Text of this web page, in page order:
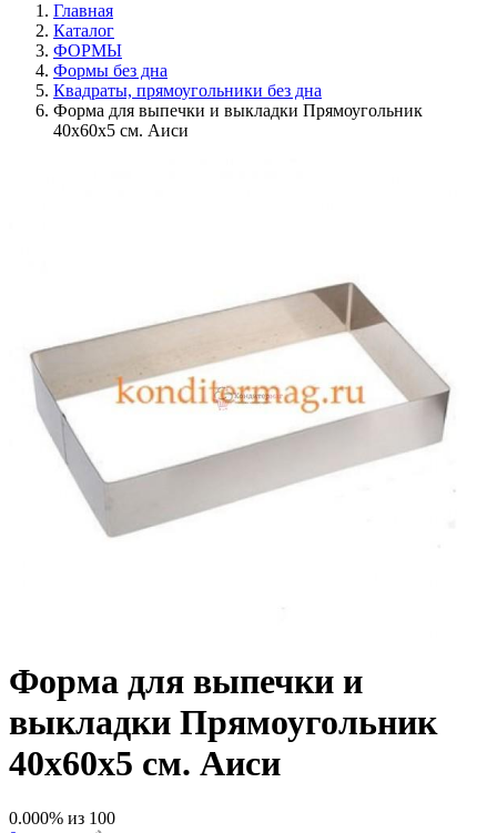
Главная
Каталог
ФОРМЫ
Формы без дна
Квадраты, прямоугольники без дна
Форма для выпечки и выкладки Прямоугольник
40х60х5 см. Аиси
Форма для выпечки и
выкладки Прямоугольник
40х60х5 см. Аиси
0.000% из 100